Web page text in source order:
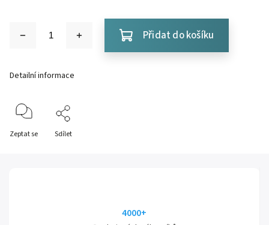
Přidat do košíku
Detailní informace
Zeptat se Sdílet
4000+